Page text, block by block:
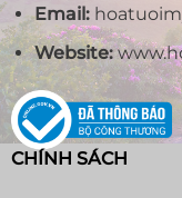
Email:
Website:
CHÍNH SÁCH